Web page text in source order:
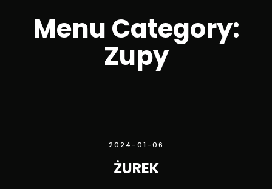
Menu Category:
Zupy
2024-01-06
ŻUREK